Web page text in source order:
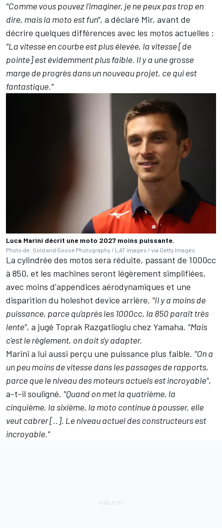
"Comme vous pouvez l'imaginer, je ne peux pas trop en
dire, mais la moto est fun", a déclaré Mir, avant de
décrire quelques différences avec les motos actuelles :
"La vitesse en courbe est plus élevée, la vitesse [de
pointe] est évidemment plus faible. Il y a une grosse
marge de progrès dans un nouveau projet, ce qui est
fantastique."
Luca Marini décrit une moto 2027 moins puissante.
Photo de: Gold and Goose Photography / LAT Images / via Getty Images
La cylindrée des motos sera réduite, passant de 1000cc
à 850, et les machines seront légèrement simplifiées,
avec moins d'appendices aérodynamiques et une
disparition du holeshot device arrière. "Il y a moins de
puissance, parce qu'après les 1000cc, la 850 paraît très
lente", a jugé Toprak Razgatlioglu chez Yamaha. "Mais
c'est le règlement, on doit s'y adapter.
Marini a lui aussi perçu une puissance plus faible. "On a
un peu moins de vitesse dans les passages de rapports,
parce que le niveau des moteurs actuels est incroyable",
a-t-il souligné. "Quand on met la quatrième, la
cinquième, la sixième, la moto continue à pousser, elle
veut cabrer [..]. Le niveau actuel des constructeurs est
incroyable."